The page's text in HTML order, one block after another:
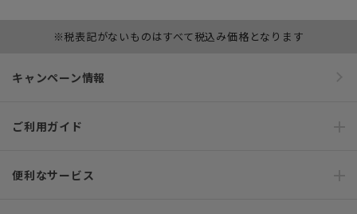
※税表記がないものはすべて税込み価格となります
キャンペーン情報
ご利用ガイド
便利なサービス